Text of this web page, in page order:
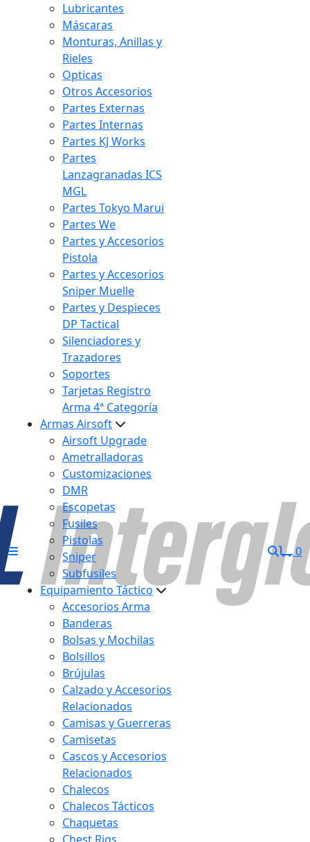
Lubricantes
Máscaras
Monturas, Anillas y
Rieles
Opticas
Otros Accesorios
Partes Externas
Partes Internas
Partes KJ Works
Partes
Lanzagranadas ICS
MGL
Partes Tokyo Marui
Partes We
Partes y Accesorios
Pistola
Partes y Accesorios
Sniper Muelle
Partes y Despieces
DP Tactical
Silenciadores y
Trazadores
Soportes
Tarjetas Registro
Arma 4ª Categoría
Armas Airsoft
Airsoft Upgrade
Ametralladoras
Customizaciones
DMR
Escopetas
Fusiles
Pistolas
Sniper
Subfusiles
Equipamiento Táctico
Accesorios Arma
Banderas
Bolsas y Mochilas
Bolsillos
Brújulas
Calzado y Accesorios
Relacionados
Camisas y Guerreras
Camisetas
Cascos y Accesorios
Relacionados
Chalecos
Chalecos Tácticos
Chaquetas
0